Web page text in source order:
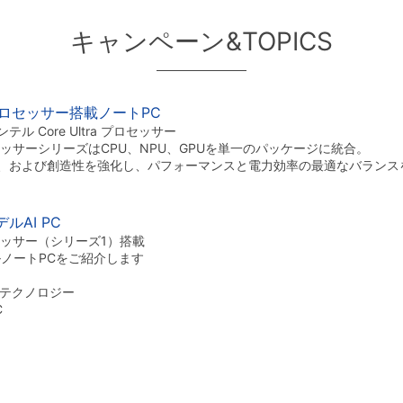
キャンペーン&TOPICS
セッサー搭載ノートPC
テル Core Ultra プロセッサー
サーシリーズはCPU、NPU、GPUを単一のパッケージに統合。
および創造性を強化し、パフォーマンスと電力効率の最適なバラン
ルAI PC
サー（シリーズ1）搭載
ートPCをご紹介します
クノロジー